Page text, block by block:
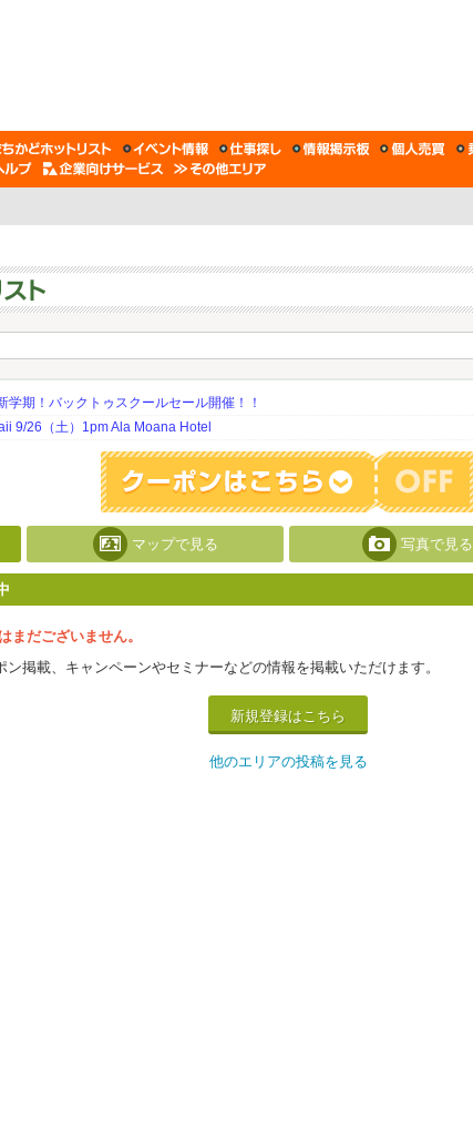
学期！バックトゥスクールセール開催！！
9/26（土）1pm Ala Moana Hotel
マップで見る 写真で見る
まだございません。
掲載、キャンペーンやセミナーなどの情報を掲載いただけます。
新規登録はこちら
他のエリアの投稿を見る